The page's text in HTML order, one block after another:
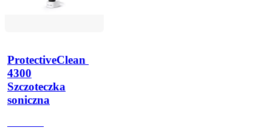
ProtectiveClean
4300
Szczoteczka
soniczna